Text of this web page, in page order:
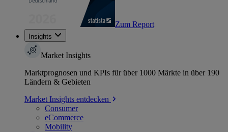
Zum Report
Insights
Market Insights
Marktprognosen und KPIs für über 1000 Märkte in über 190
Ländern & Gebieten
Market Insights entdecken
Consumer
eCommerce
Mobility